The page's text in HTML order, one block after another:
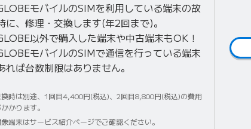
モバイルのSIMを利用している端末の故
に、修理・交換します(年2回まで)。
以外で購入した端末や中古端末もOK！
モバイルのSIMで通信を行っている端末
れば台数制限はありません。
換時は別途、1回目4,400円(税込)、2回目8,800円(税込)の費用
かります。
端末はサービス紹介ページでご確認ください。